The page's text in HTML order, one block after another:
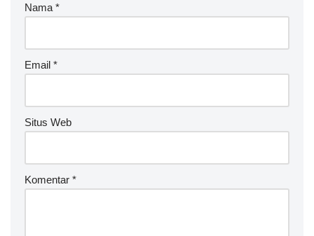
Nama *
Email *
Situs Web
Komentar *
n
ti
v